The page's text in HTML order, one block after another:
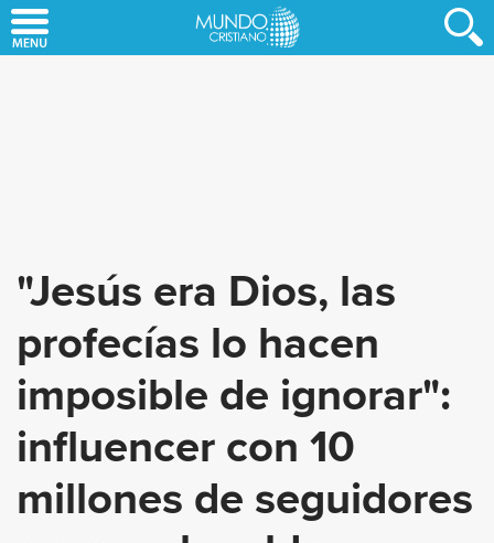
to
"Jesús era Dios, las
profecías lo hacen
imposible de ignorar":
influencer con 10
millones de seguidores